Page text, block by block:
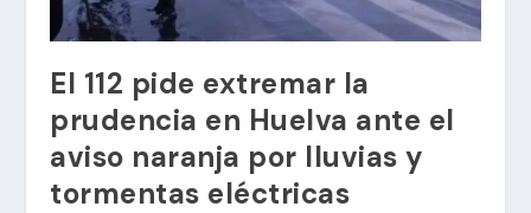
El 112 pide extremar la
prudencia en Huelva ante el
aviso naranja por lluvias y
tormentas eléctricas